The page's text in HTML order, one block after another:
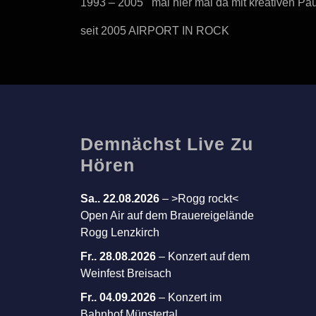
1993 – 2005 mal hier mal da mit kreativen
seit 2005 AIRPORT IN ROCK
Demnächst Live Zu
Hören
Sa.. 22.08.2026 – >Rogg rockt<
Open Air auf dem Brauereigelände
Rogg Lenzkirch
Fr.. 28.08.2026 – Konzert auf dem
Weinfest Breisach
Fr.. 04.09.2026 – Konzert im